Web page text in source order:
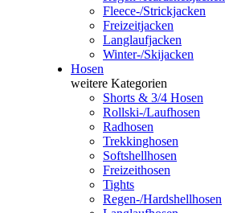
Fleece-/Strickjacken
Freizeitjacken
Langlaufjacken
Winter-/Skijacken
Hosen
weitere Kategorien
Shorts & 3/4 Hosen
Rollski-/Laufhosen
Radhosen
Trekkinghosen
Softshellhosen
Freizeithosen
Tights
Regen-/Hardshellhosen